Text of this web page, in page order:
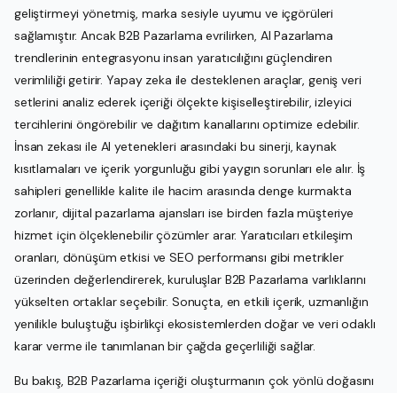
geliştirmeyi yönetmiş, marka sesiyle uyumu ve içgörüleri
sağlamıştır. Ancak B2B Pazarlama evrilirken, AI Pazarlama
trendlerinin entegrasyonu insan yaratıcılığını güçlendiren
verimliliği getirir. Yapay zeka ile desteklenen araçlar, geniş veri
setlerini analiz ederek içeriği ölçekte kişiselleştirebilir, izleyici
tercihlerini öngörebilir ve dağıtım kanallarını optimize edebilir.
İnsan zekası ile AI yetenekleri arasındaki bu sinerji, kaynak
kısıtlamaları ve içerik yorgunluğu gibi yaygın sorunları ele alır. İş
sahipleri genellikle kalite ile hacim arasında denge kurmakta
zorlanır, dijital pazarlama ajansları ise birden fazla müşteriye
hizmet için ölçeklenebilir çözümler arar. Yaratıcıları etkileşim
oranları, dönüşüm etkisi ve SEO performansı gibi metrikler
üzerinden değerlendirerek, kuruluşlar B2B Pazarlama varlıklarını
yükselten ortaklar seçebilir. Sonuçta, en etkili içerik, uzmanlığın
yenilikle buluştuğu işbirlikçi ekosistemlerden doğar ve veri odaklı
karar verme ile tanımlanan bir çağda geçerliliği sağlar.
Bu bakış, B2B Pazarlama içeriği oluşturmanın çok yönlü doğasını